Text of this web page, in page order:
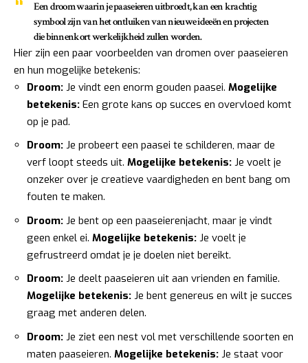
Een droom waarin je paaseieren uitbroedt, kan een krachtig
symbool zijn van hetontluiken van nieuwe ideeën en projecten
die binnenkort werkelijkheid zullen worden.
Hier zijn een paar voorbeelden van dromen over paaseieren
en hun mogelijke betekenis:
Droom: Je vindt een enorm gouden paasei. Mogelijke
betekenis: Een grote kans op succes en overvloed komt
op je pad.
Droom: Je probeert een paasei te schilderen, maar de
verf loopt steeds uit. Mogelijke betekenis: Je voelt je
onzeker over je creatieve vaardigheden en bent bang om
fouten te maken.
Droom: Je bent op een paaseierenjacht, maar je vindt
geen enkel ei. Mogelijke betekenis: Je voelt je
gefrustreerd omdat je je doelen niet bereikt.
Droom: Je deelt paaseieren uit aan vrienden en familie.
Mogelijke betekenis: Je bent genereus en wilt je succes
graag met anderen delen.
Droom: Je ziet een nest vol met verschillende soorten en
maten paaseieren. Mogelijke betekenis: Je staat voor